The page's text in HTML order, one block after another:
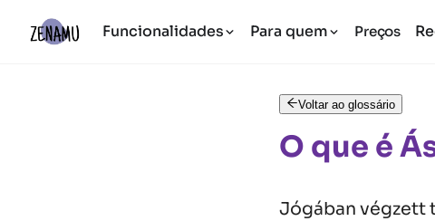
Funcionalidades Para quem Preços
Voltar ao glossário
O que é
Jógában végzett